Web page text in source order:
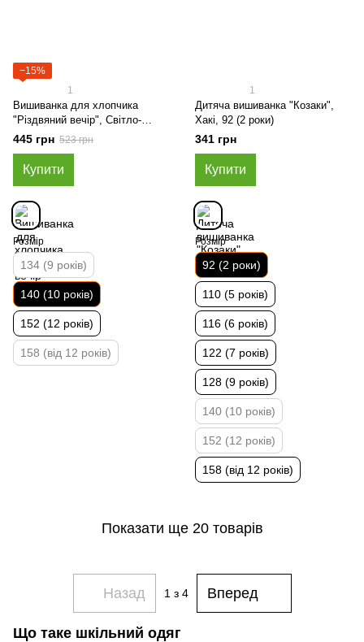
−15%
1
Вишиванка для хлопчика
"Різдвяний вечір", Світло-
сірий, 140 (10 років)
445 грн 523 грн
Купити
Розмір
134 (9 років)
140 (10 років)
152 (12 років)
158 (від 12 років)
1
Дитяча вишиванка "Козаки",
Хакі, 92 (2 роки)
341 грн
Купити
Розмір
92 (2 роки)
110 (5 років)
116 (6 років)
122 (7 років)
128 (9 років)
140 (10 років)
152 (12 років)
158 (від 12 років)
Показати ще 20 товарів
Назад 1 з 4 Вперед
Що таке шкільний одяг